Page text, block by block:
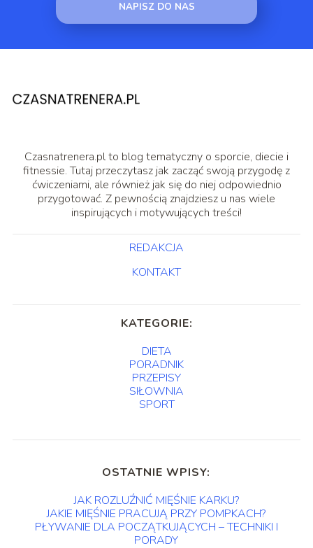
NAPISZ DO NAS
Czasnatrenera.pl to blog tematyczny o sporcie, diecie i
fitnessie. Tutaj przeczytasz jak zacząć swoją przygodę z
ćwiczeniami, ale również jak się do niej odpowiednio
przygotować. Z pewnością znajdziesz u nas wiele
inspirujących i motywujących treści!
REDAKCJA
KONTAKT
KATEGORIE:
DIETA
PORADNIK
PRZEPISY
SIŁOWNIA
SPORT
OSTATNIE WPISY:
JAK ROZLUŹNIĆ MIĘŚNIE KARKU?
JAKIE MIĘŚNIE PRACUJĄ PRZY POMPKACH?
PŁYWANIE DLA POCZĄTKUJĄCYCH – TECHNIKI I
PORADY